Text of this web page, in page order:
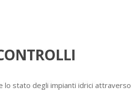
lo stato degli impianti idrici attraverso